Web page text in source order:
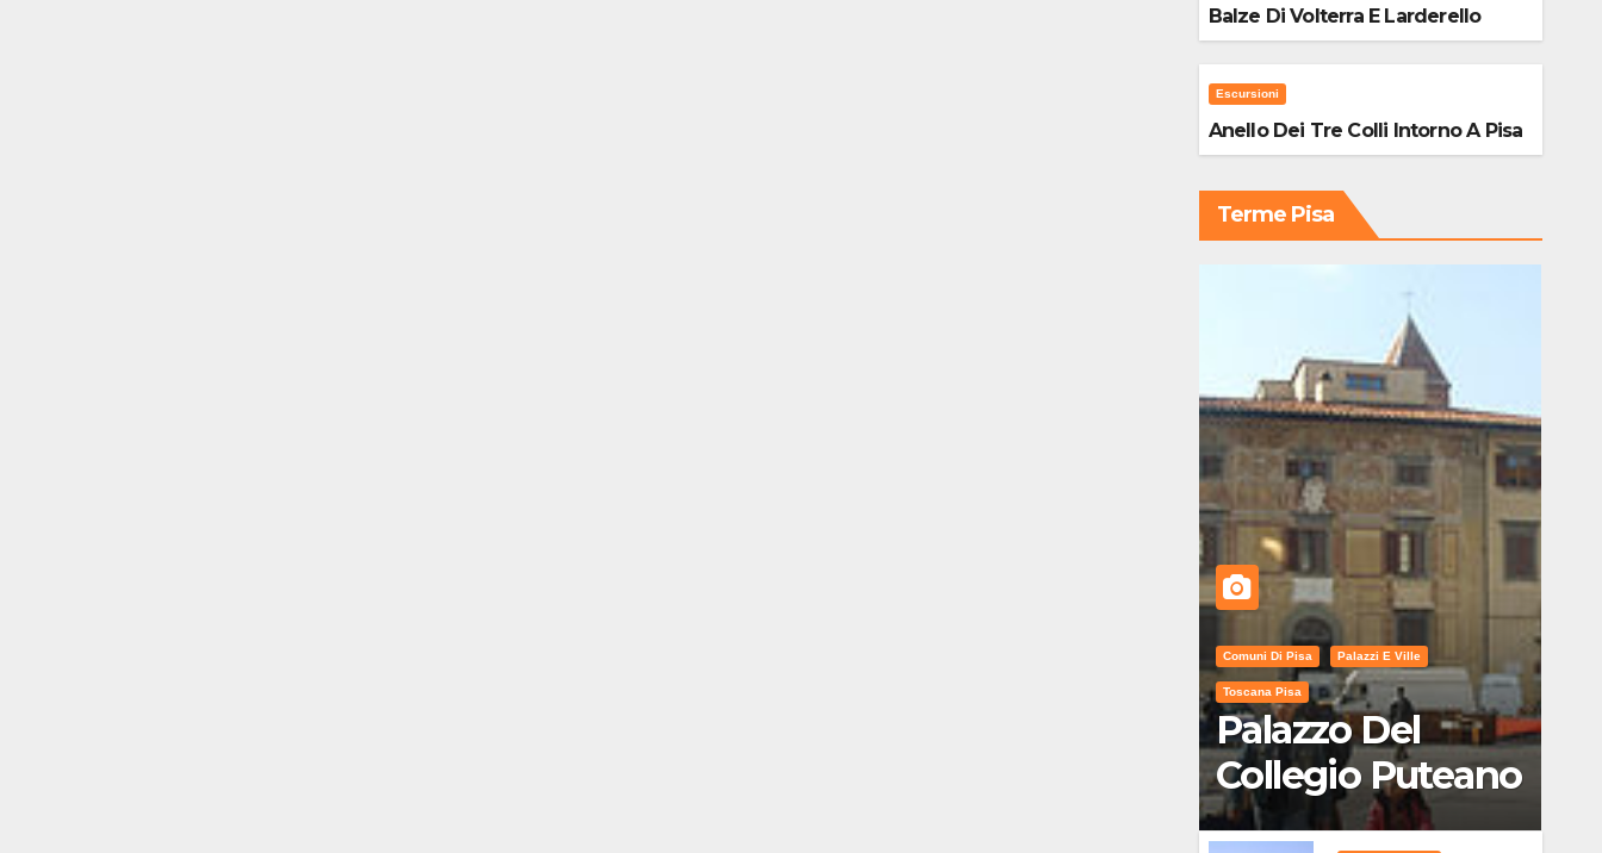
Balze Di Volterra E Larderello
Escursioni
Anello Dei Tre Colli Intorno A Pisa
Terme Pisa
Comuni Di Pisa Palazzi E Ville
Toscana Pisa
Palazzo Del
Collegio Puteano